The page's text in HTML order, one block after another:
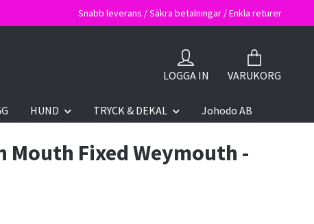
Snabb leverans / Säkra betalningar / Enkla returer
LOGGA IN VARUKORG
HUND TRYCK & DEKAL Johodo AB
Mouth Fixed Weymouth -